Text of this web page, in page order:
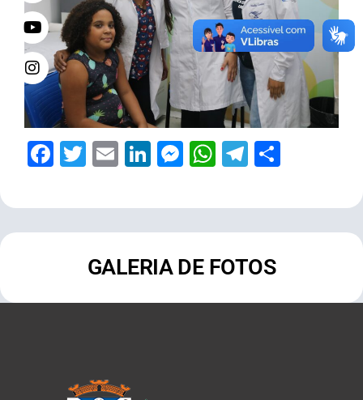
Facebook
Twitter
EmailLinkedIn
Messenger
WhatsApp
Telegram
GALERIA DE FOTOS